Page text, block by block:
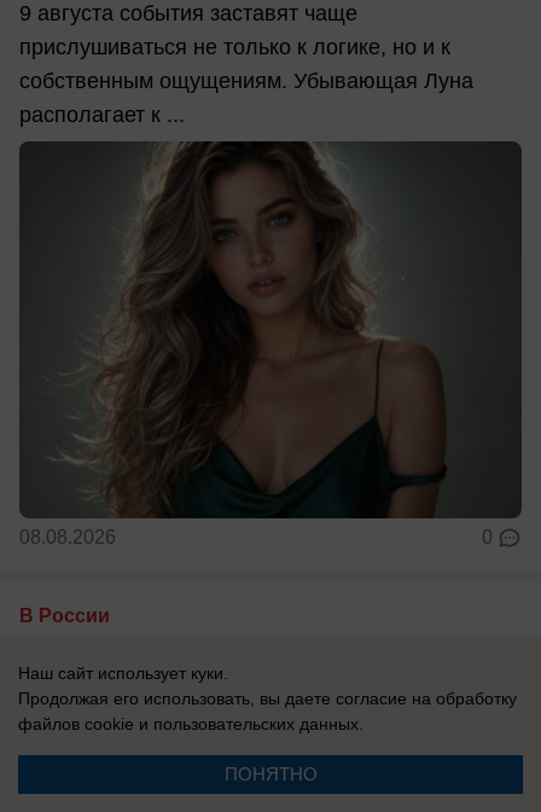
9 августа события заставят чаще
прислушиваться не только к логике, но и к
собственным ощущениям. Убывающая Луна
располагает к ...
08.08.2026 0
В России
штаны, вонючие посредники?»: Дмитрий
Медведев рассказал про «пробный шар»
проверки России на прочность
Ситуация с Грузией показала, какие глупые
Наш сайт использует куки.
Продолжая его использовать, вы даете согласие на обработку
файлов cookie и пользовательских данных.
ПОНЯТНО